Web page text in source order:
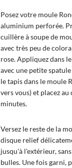
Posez votre moule
aluminium perforée.
cuillère à soupe de
avec très peu de
rose. Appliquez dans
avec une petite spatule
le tapis dans le moule
vers vous) et placez
minutes.
Versez le reste de la
disque relief
jusqu'à l'extérieur,
bulles. Une fois garni,